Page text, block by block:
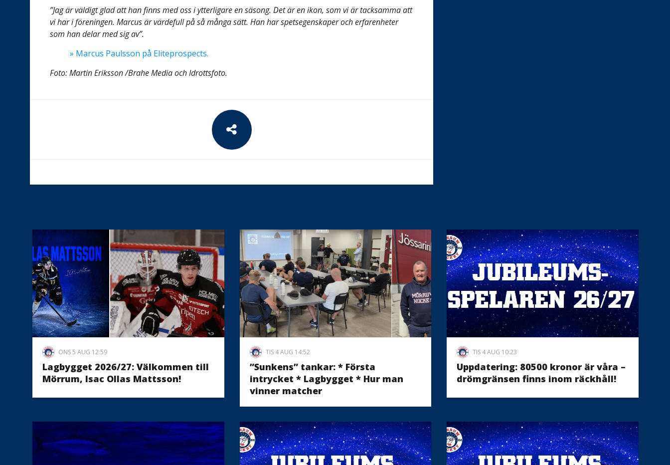
”Jag är väldigt glad att han finns med oss i ytterligare en säsong. Det är en ikon, som vi är tacksamma att
vi har i föreningen. Marcus är värdefull på så många sätt. Han har spetsegenskaper och erfarenheter
som han delar med sig av”.
» Marcus Paulsson på Eliteprospects.
Foto: Martin Eriksson /Brahe Media och Idrottsfoto.
ONS 5 AUG 12:59
Lagbygget 2026/27: Välkommen till
Mörrum, Isac Ollas Mattsson!
TIS 4 AUG 14:52
”Sunkens” tankar: * Första
intrycket * Lagbygget * Hur man
vinner matcher
TIS 4 AUG 10:23
Uppdatering: 80500 kronor är våra –
drömgränsen finns inom räckhåll!